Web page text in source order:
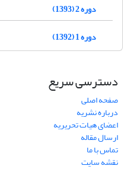
دوره 2 (1393)
دوره 1 (1392)
دسترسی سریع
صفحه اصلی
درباره نشریه
اعضای هیات تحریریه
ارسال مقاله
تماس با ما
نقشه سایت